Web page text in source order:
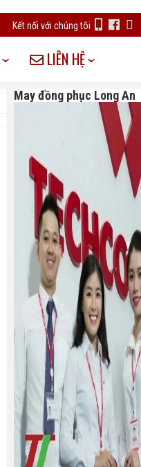
Kết nối với chúng tôi
LIÊN HỆ
May đồng phục Long An